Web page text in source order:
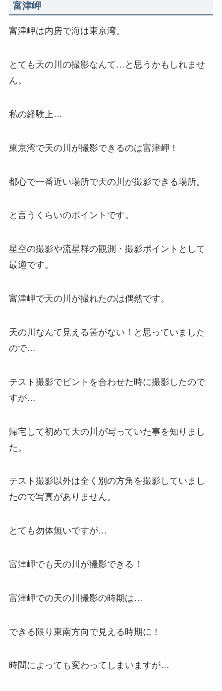
富津岬
富津岬は内房で海は東京湾。
とても天の川の撮影なんて…と思うかもしれませ
ん。
私の経験上…
東京湾で天の川が撮影できるのは富津岬！
都心で一番近い場所で天の川が撮影できる場所。
と言うくらいのポイントです。
星空の撮影や流星群の観測・撮影ポイントとして
最適です。
富津岬で天の川が撮れたのは偶然です。
天の川なんて見える筈がない！と思っていました
ので…
テスト撮影でピントを合わせた時に撮影したので
すが…
帰宅して初めて天の川が写っていた事を知りまし
た。
テスト撮影以外は全く別の方角を撮影していまし
たので写真がありません。
とても勿体無いですが…
富津岬でも天の川が撮影できる！
富津岬での天の川撮影の時期は…
できる限り東南方向で見える時期に！
時間によっても変わってしまいますが…